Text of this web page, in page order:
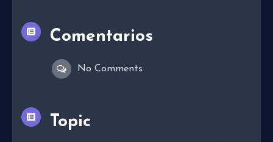
Comentarios
No Comments
Topic